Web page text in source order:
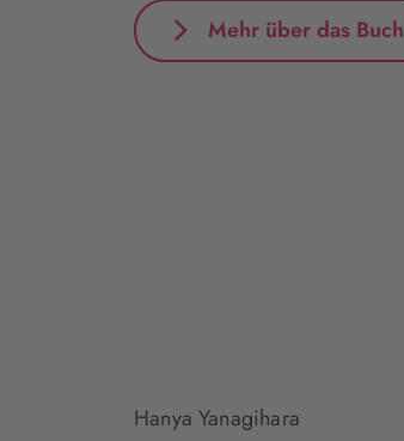
Mehr über das Buch
Hanya Yanagihara